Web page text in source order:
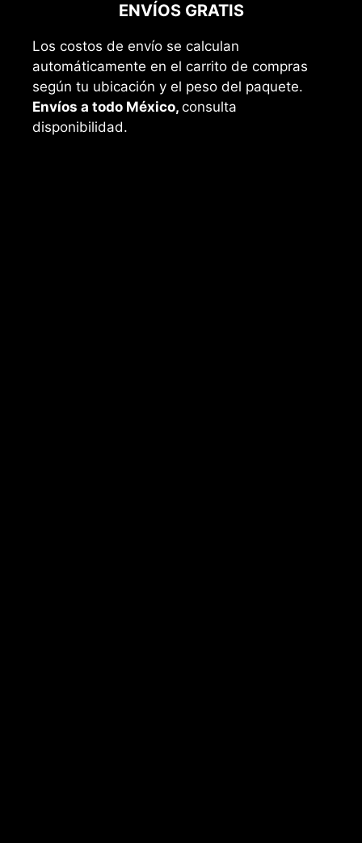
ENVÍOS GRATIS
Los costos de envío se calculan
automáticamente en el carrito de compras
según tu ubicación y el peso del paquete.
Envíos a todo México, consulta
disponibilidad.